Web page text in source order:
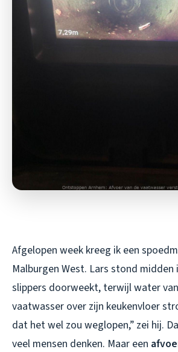
Afgelopen week kreeg ik een
Malburgen West. Lars stond midden
slippers doorweekt, terwijl water
vaatwasser over zijn keukenvloer
dat het wel zou weglopen,” zei hij.
veel mensen denken. Maar een